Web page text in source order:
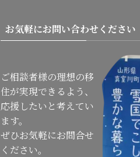
お気軽にお問い合わせください
ご相談者様の理想の移
住が実現できるよう、
応援したいと考えてい
ます。
ぜひお気軽にお問合せ
ください。